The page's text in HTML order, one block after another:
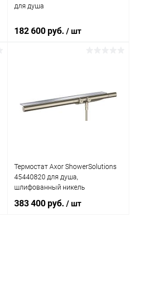
для душа
182 600 руб./ шт
Купить в 1 клик Сравнение
В избранное
Термостат Axor ShowerSolutions
45440820 для душа,
шлифованный никель
383 400 руб./ шт